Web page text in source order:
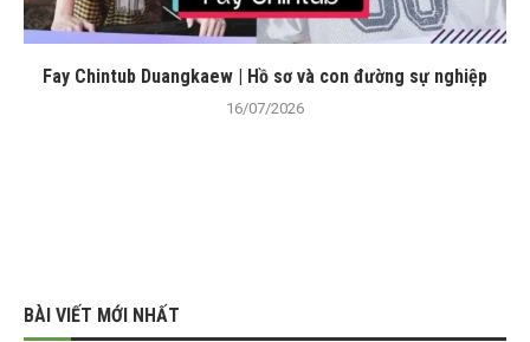
Fay Chintub Duangkaew | Hồ sơ và con đường sự nghiệp
16/07/2026
BÀI VIẾT MỚI NHẤT